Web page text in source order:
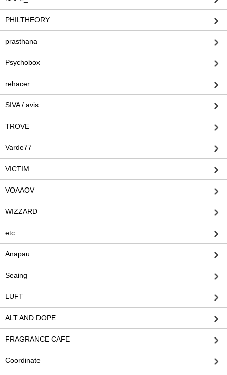
PHILTHEORY
prasthana
Psychobox
rehacer
SIVA / avis
TROVE
Varde77
VICTIM
VOAAOV
WIZZARD
etc.
Anapau
Seaing
LUFT
ALT AND DOPE
FRAGRANCE CAFE
Coordinate